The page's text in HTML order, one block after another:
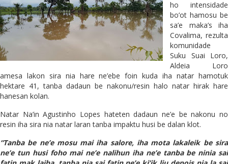
ho intensidade
bo’ot hamosu be
sa’e maka’s iha
Covalima, rezulta
komunidade
Suku Suai Loro,
Aldeia Loro
amesa lakon sira nia hare ne’ebe foin kuda iha natar hamotuk
hektare 41, tanba dadaun be nakonu/resin halo natar hirak hare
hanesan kolan.
Natar Na’in Agustinho Lopes hateten dadaun ne’e be nakonu no
resin iha sira nia natar laran tanba impaktu husi be dalan klot.
“Tanba be ne’emosu mai iha salore, iha mota lakaleik be sira
ne’etun husi foho mai ne’enalihun iha ne’etanba be ninia sai